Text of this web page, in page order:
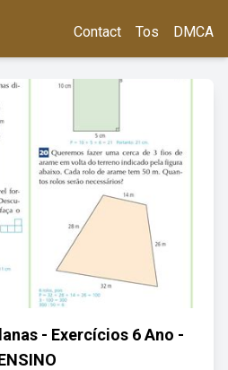
Contact Tos DMCA
- Exercícios 6 Ano -